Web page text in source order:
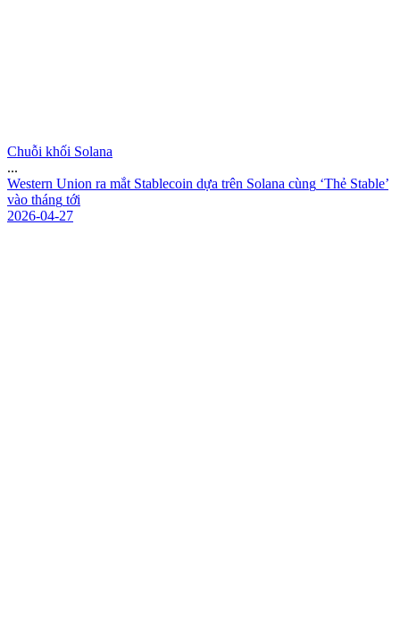
Chuỗi khối Solana
...
Western Union ra mắt Stablecoin dựa trên Solana cùng ‘Thẻ Stable’
vào tháng tới
2026-04-27